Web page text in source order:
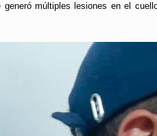
múltiples lesiones en el